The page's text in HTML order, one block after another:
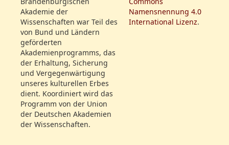
Dateiname:
SBB_IIIA_yp_4824_2100_18140922_267.jpg
Dateiname:
SBB_IIIA_yp_4824_2100_18140927_272.jpg
Cortez, oder: Die
Eroberung von Mexiko,
Oper in 3 Akten, mit Tänzen
und Chören. Musik von
Spontini, aus dem
Französischen übersetzt
von J. O. H. Schaum. Billets
zu den Logen, Parquet und
dem Parterre zu dieser
Akademie der
Wissenschaften war Teil des
von Bund und Ländern
geförderten
Akademienprogramms, das
der Erhaltung, Sicherung
und Vergegenwärtigung
unseres kulturellen Erbes
dient. Koordiniert wird das
Programm von der Union
der Deutschen Akademien
der Wissenschaften.
Namensnennung 4.0
International Lizenz.